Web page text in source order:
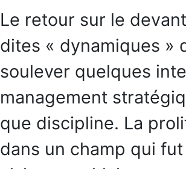
Le retour sur le
dites « dynamiques »
soulever quelques
management
que discipline. La
dans un champ qui